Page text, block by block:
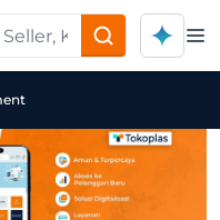
" di Tokoplas